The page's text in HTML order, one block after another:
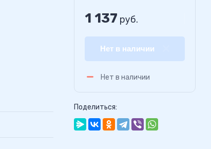
1 137 руб.
Нет в наличии
Нет в наличии
Поделиться: